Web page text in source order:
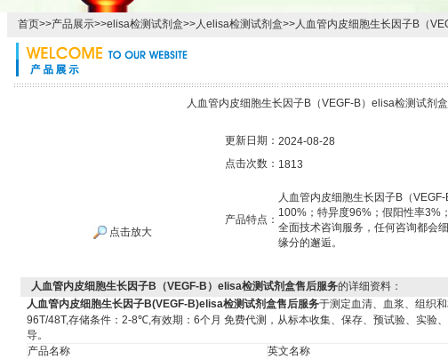
首页>>产品展示>>elisa检测试剂盒>>人elisa检测试剂盒>>人血管内皮细胞生长因子B（
人血管内皮细胞生长因子B（VEGF-B）elisa检测试剂
点击放大
更新日期： 2024-08-28
点击次数： 1813
产品特点：
人血管内皮细胞生长因子B（
100%；特异度96%；假阳性率3%
全面技术咨询服务，任何咨询都会
缘分的邂逅。
人血管内皮细胞生长因子B（VEGF-B）elisa检测试剂盒售后服务的详细资料：
人血管内皮细胞生长因子B(VEGF-B)elisa检测试剂盒售后服务于测定血清、血浆、组织
96T/48T,存储条件： 2-8℃,有效期： 6个月 免费代测，从标本收集、保存、预试验、实验
导。
产品名称
英文名称